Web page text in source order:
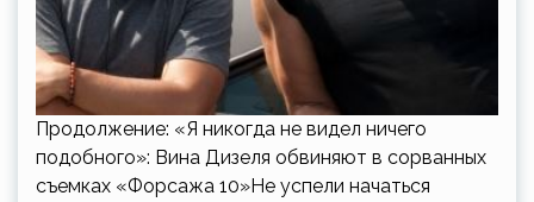
Продолжение: «Я никогда не видел ничего
подобного»: Вина Дизеля обвиняют в сорванных
съемках «Форсажа 10»Не успели начаться